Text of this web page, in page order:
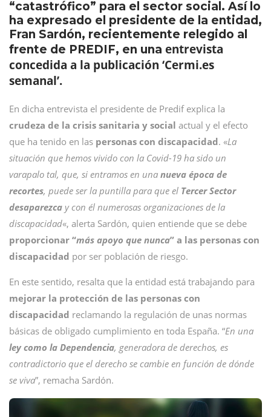
“catastrófico” para el sector social. Así lo
ha expresado el presidente de la entidad,
Fran Sardón, recientemente relegido al
frente de PREDIF, en una entrevista
concedida a la publicación ‘Cermi.es
semanal’.
En dicha entrevista el presidente de Predif explica la
crudeza de la crisis sanitaria y social actual y el efecto
que ha tenido en las personas con discapacidad. «La
situación que hemos vivido con la Covid-19 ha sido un
varapalo tal, que, si entramos en una nueva época de
recortes, puede ser la puntilla para que el Tercer Sector
desaparezca y con él numerosas organizaciones de la
discapacidad«, alerta Sardón, quien entiende que se debe
proporcionar “más apoyo que nunca” a las personas con
discapacidad por ser población de riesgo.
En este sentido, resalta que la entidad está trabajando para
mejorar la protección de las personas con
discapacidad reclamando la regulación de unas normas
básicas de obligado cumplimiento en toda España. “En una
ley como la Dependencia, generadora de derechos, es
contradictorio que el derecho se cambie en función de dónde
se viva”, remacha Sardón.